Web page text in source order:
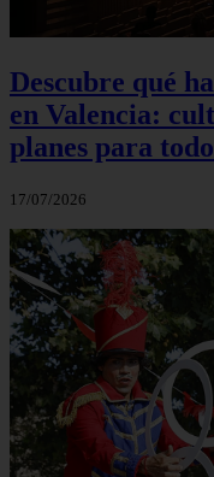
Descubre qué
en Valencia:
planes para
17/07/2026